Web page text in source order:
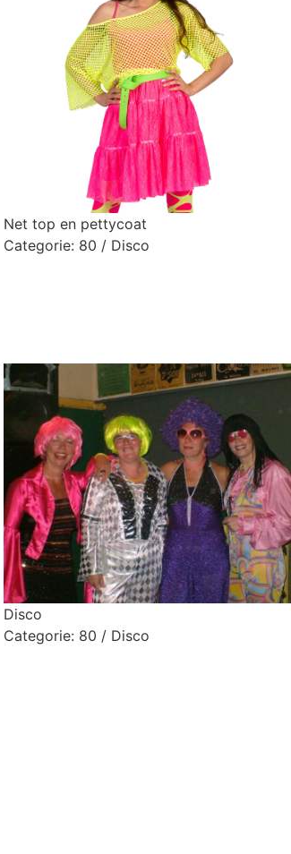
Net top en pettycoat
Categorie: 80 / Disco
Disco
Categorie: 80 / Disco